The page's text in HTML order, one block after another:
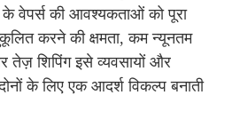
के वेपर्स की आवश्यकताओं को पूरा
करने की क्षमता, कम न्यूनतम
तेज़ शिपिंग इसे व्यवसायों और
के लिए एक आदर्श विकल्प बनाती